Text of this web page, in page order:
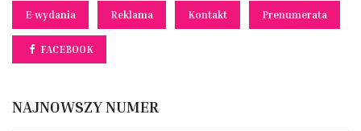
E-wydania Reklama Kontakt Prenumerata
FACEBOOK
NAJNOWSZY NUMER